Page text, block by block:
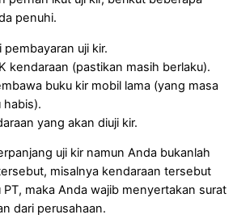
penuhi.
uji kir.
kendaraan (pastikan masih berlaku).
buku kir mobil lama (yang masa
habis).
yang akan diuji kir.
uji kir namun Anda bukanlah
misalnya kendaraan tersebut
PT, maka Anda wajib menyertakan surat
dari perusahaan.